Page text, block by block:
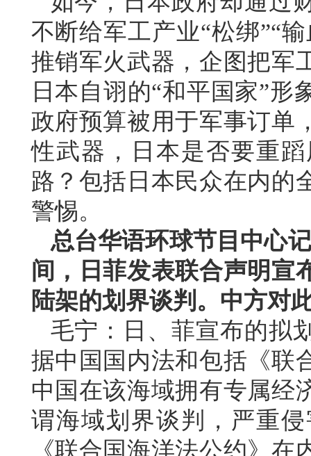
不断给军工产业“松绑”“
推销军火武器，企图把军
日本自诩的“和平国家”形
政府预算被用于军事订单
性武器，日本是否要重
路？包括日本民众在内的
警惕。
总台华语环球节目中心
间，日菲发表联合声明宣
陆架的划界谈判。中方对
毛宁：日、菲宣布的拟
据中国国内法和包括《联
中国在该海域拥有专属经
谓海域划界谈判，严重
《联合国海洋法公约》